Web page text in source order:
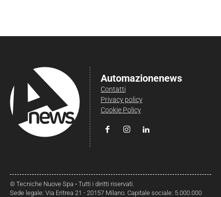
Automazionenews
Contatti
Privacy policy
Cookie Policy
© Tecniche Nuove Spa • Tutti i diritti riservati.
Sede legale: Via Eritrea 21 - 20157 Milano. Capitale sociale: 5.000.000